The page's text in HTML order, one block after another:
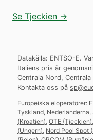
Se Tjeckien →
Datakälla: ENTSO-E.
Italiens pris är
Centrala Nord, Centrala
Kontakta oss på
Europeiska eloperatörer:
Tyskland,
(Kroatien) OTE (Tjeckien)
(Ungern) Nord Pool Spot (